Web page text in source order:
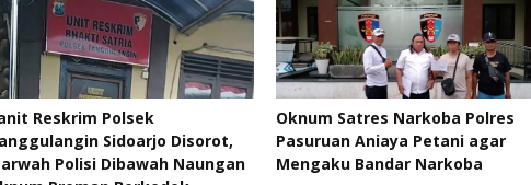
Reskrim Polsek
Sidoarjo Disorot,
Polisi Dibawah Naungan
Oknum Satres Narkoba Polres
Pasuruan Aniaya Petani agar
Mengaku Bandar Narkoba